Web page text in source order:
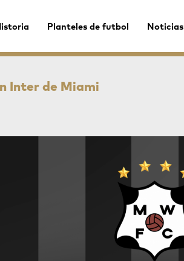
Planteles de futbol Noticias
Inter de Miami